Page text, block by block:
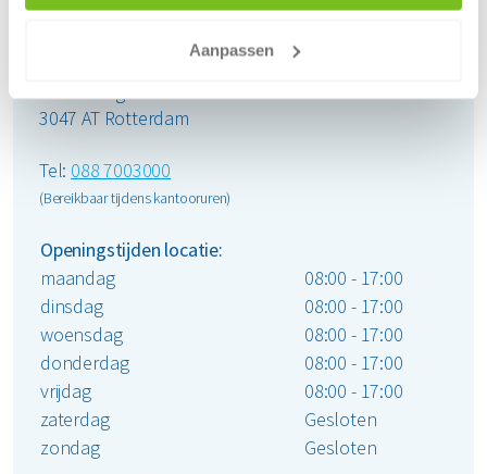
Aanpassen
3047 AT Rotterdam
Tel: 088 7003000
(Bereikbaar tijdens kantooruren)
Openingstijden locatie:
maandag
08:00 - 17:00
dinsdag
08:00 - 17:00
woensdag
08:00 - 17:00
donderdag
08:00 - 17:00
vrijdag
08:00 - 17:00
zaterdag
Gesloten
zondag
Gesloten